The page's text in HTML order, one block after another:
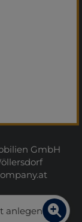
GmbH
anlegen